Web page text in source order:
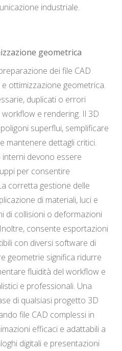
industriale.
geometrica
dei file CAD
ottimizzazione geometrica.
duplicati o errori
e rendering. Il 3D
superflui, semplificare
mantenere dettagli critici.
devono essere
per consentire
corretta gestione delle
di materiali, luci e
di collisioni o deformazioni
consente esportazioni
con diversi software di
geometrie significa ridurre
fluidità del workflow e
e professionali. Una
di qualsiasi progetto 3D
file CAD complessi in
efficaci e adattabili a
digitali e presentazioni